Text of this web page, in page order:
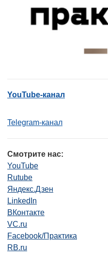
YouTube-канал
Telegram-канал
Смотрите нас:
YouTube
Rutube
Яндекс.Дзен
LinkedIn
ВКонтакте
VC.ru
Facebook/Практика
RB.ru